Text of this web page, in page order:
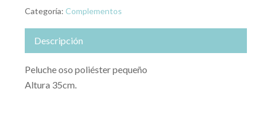
Categoría: Complementos
Descripción
Peluche oso poliéster pequeño
Altura 35cm.